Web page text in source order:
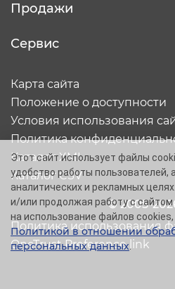
Продажи
Сервис
© 2005-
Карта сайта
Положение о доступности
Условия использования
Политика
Каталог XML
Каталог CSV
Политика использования
OneTrust Preference link
Этот сайт использует файлы
удобство работы пользователей,
аналитических и рекламных
и/или продолжая работу с сайтом
на использование файлов
Политикой в отношении
персональных данных.